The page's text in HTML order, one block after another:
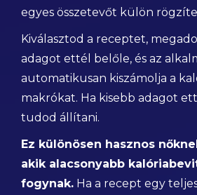
egyes összetevőt külön
Kiválasztod a receptet,
adagot ettél belőle, és az
automatikusan kiszámolja a
makrókat. Ha kisebb adagot
tudod állítani.
Ez különösen hasznos
akik alacsonyabb
fogynak. Ha a recept egy